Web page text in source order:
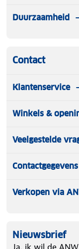
Duurzaamheid
Contact
Klantenservice
Winkels &
Veelgestelde
Contactgegevens
Verkopen via
Nieuwsbrief